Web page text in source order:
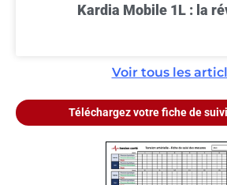
Kardia Mobile 1L : la
Voir tous les
Téléchargez votre fiche de